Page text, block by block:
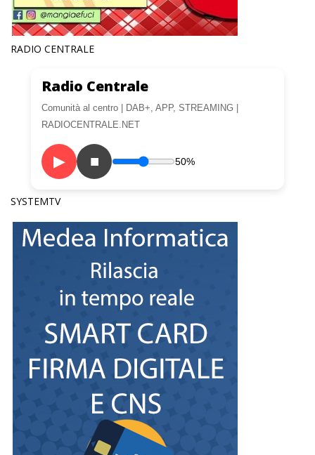
RADIO CENTRALE
Radio Centrale
Comunità al centro | DAB+, APP, STREAMING |
RADIOCENTRALE.NET
▶ ■ 50%
SYSTEMTV